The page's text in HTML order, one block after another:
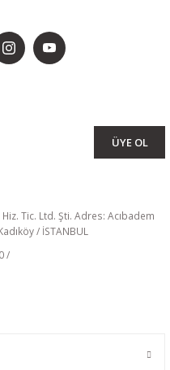
ÜYE OL
Tic. Ltd. Şti. Adres: Acıbadem
/ İSTANBUL
/